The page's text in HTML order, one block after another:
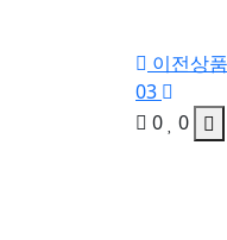
이전상품
03
0 0